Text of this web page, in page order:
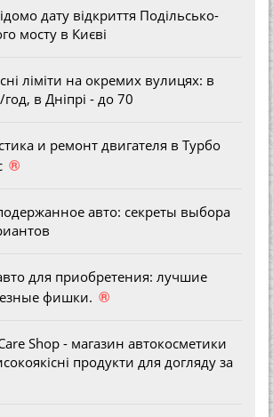
дату відкриття Подільсько-
мосту в Києві
ліміти на окремих вулицях: в
в Дніпрі - до 70
и ремонт двигателя в Турбо
®
авто: секреты выбора
для приобретения: лучшие
фишки. ®
Shop - магазин автокосметики
продукти для догляду за